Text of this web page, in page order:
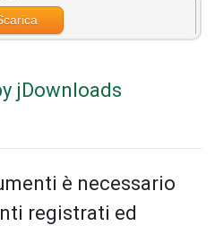
jDownloads
è necessario
registrati ed